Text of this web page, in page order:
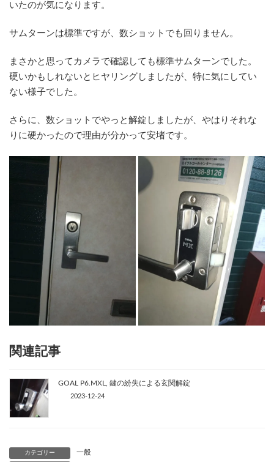
いたのが気になります。
サムターンは標準ですが、数ショットでも回りません。
まさかと思ってカメラで確認しても標準サムターンでした。
硬いかもしれないとヒヤリングしましたが、特に気にしてい
ない様子でした。
さらに、数ショットでやっと解錠しましたが、やはりそれな
りに硬かったので理由が分かって安堵です。
関連記事
GOAL P6.MXL, 鍵の紛失による玄関解錠
2023-12-24
カテゴリー 一般